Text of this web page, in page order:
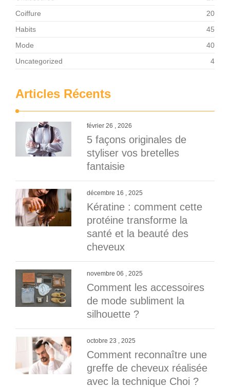
Coiffure
20
Habits
45
Mode
40
Uncategorized
4
Articles Récents
février 26 , 2026
5 façons originales de
styliser vos bretelles
fantaisie
décembre 16 , 2025
Kératine : comment cette
protéine transforme la
santé et la beauté des
cheveux
novembre 06 , 2025
Comment les accessoires
de mode subliment la
silhouette ?
octobre 23 , 2025
Comment reconnaître une
greffe de cheveux réalisée
avec la technique Choi ?